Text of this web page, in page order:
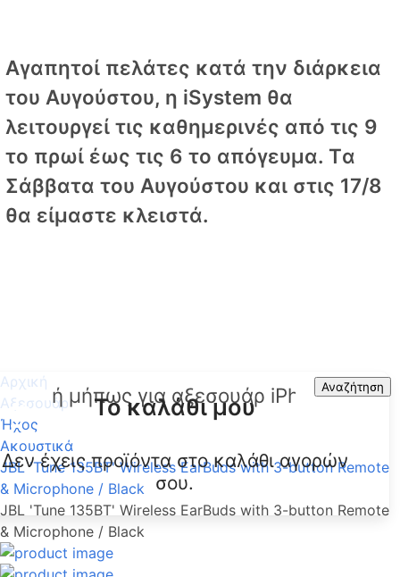
Αγαπητοί πελάτες κατά την διάρκεια
του Αυγούστου, η iSystem θα
λειτουργεί τις καθημερινές από τις 9
το πρωί έως τις 6 το απόγευμα. Tα
Σάββατα του Αυγούστου και στις 17/8
θα είμαστε κλειστά.
Αναζήτηση
Το καλάθι μου
Δεν έχεις προϊόντα στο καλάθι αγορών
σου.
Αρχική
Αξεσουάρ
Ήχος
Ακουστικά
JBL 'Tune 135BT' Wireless EarBuds with 3-button Remote
& Microphone / Black
JBL 'Tune 135BT' Wireless EarBuds with 3-button Remote
& Microphone / Black